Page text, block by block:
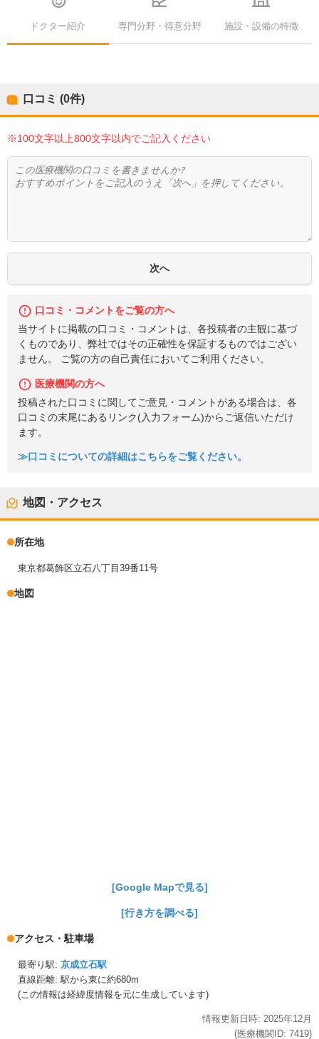
ドクター紹介 専門分野・得意分野 施設・設備の特徴
口コミ (0件)
※100文字以上800文字以内でご記入ください
口コミ・コメントをご覧の方へ
当サイトに掲載の口コミ・コメントは、各投稿者の主観に基づ
くものであり、弊社ではその正確性を保証するものではござい
ません。 ご覧の方の自己責任においてご利用ください。
医療機関の方へ
投稿された口コミに関してご意見・コメントがある場合は、各
口コミの末尾にあるリンク(入力フォーム)からご返信いただけ
ます。
≫口コミについての詳細はこちらをご覧ください。
地図・アクセス
所在地
東京都葛飾区立石八丁目39番11号
地図
[Google Mapで見る]
[行き方を調べる]
アクセス・駐車場
最寄り駅: 京成立石駅
直線距離: 駅から東に約680m
(この情報は経緯度情報を元に生成しています)
情報更新日時: 2025年12月
(医療機関ID: 7419)